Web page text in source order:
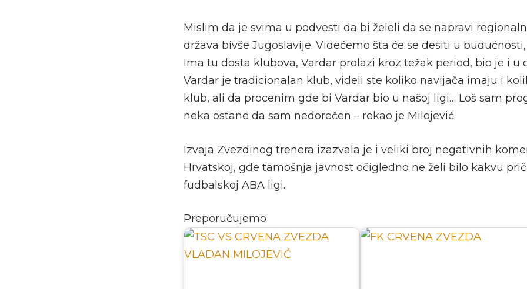
Mislim da je svima u podvesti da bi želeli da se napravi
država bivše Jugoslavije. Videćemo šta će se desiti u
Ima tu dosta klubova, Vardar prolazi kroz težak period, bio je i u
Vardar je tradicionalan klub, videli ste koliko navijača imaju i
klub, ali da procenim gde bi Vardar bio u našoj ligi… Loš sam
neka ostane da sam nedorečen – rekao je Milojević.
Izvaja Zvezdinog trenera izazvala je i veliki broj negativnih
Hrvatskoj, gde tamošnja javnost očigledno ne želi bilo kakvu
fudbalskoj ABA ligi.
Preporučujemo